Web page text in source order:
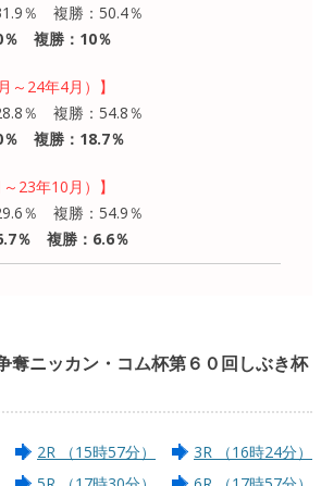
％ 複勝：50.4％
％ 複勝：10％
～24年4月）】
％ 複勝：54.8％
％ 複勝：18.7％
23年10月）】
％ 複勝：54.9％
％ 複勝：6.6％
奪ニッカン・コム杯第６０回しぶき杯
2R （15時57分）
3R （16時24分）